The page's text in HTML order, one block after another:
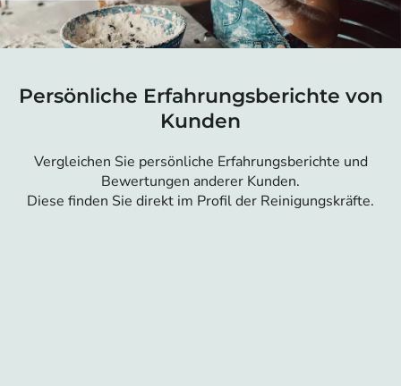
Persönliche Erfahrungsberichte von
Kunden
Vergleichen Sie persönliche Erfahrungsberichte und
Bewertungen anderer Kunden.
Diese finden Sie direkt im Profil der Reinigungskräfte.